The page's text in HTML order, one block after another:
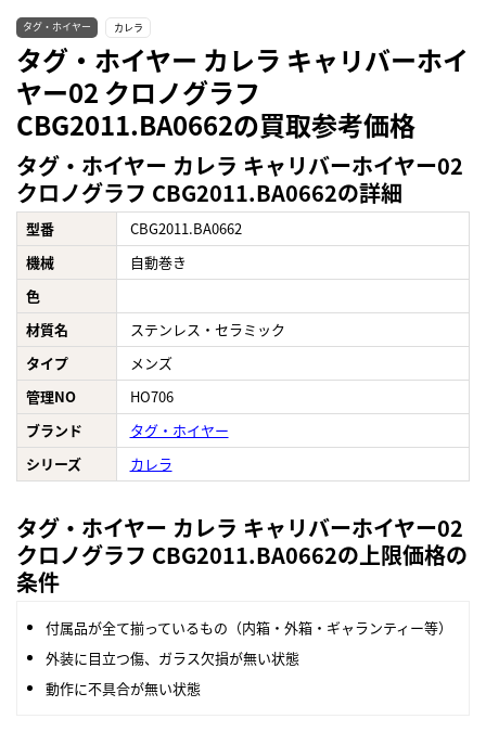
タグ・ホイヤー カレラ
タグ・ホイヤー カレラ キャリバーホイ
ヤー02 クロノグラフ
CBG2011.BA0662の買取参考価格
タグ・ホイヤー カレラ キャリバーホイヤー02
クロノグラフ CBG2011.BA0662の詳細
型番
CBG2011.BA0662
機械
自動巻き
色
材質名
ステンレス・セラミック
タイプ
メンズ
管理NO
HO706
ブランド
タグ・ホイヤー
シリーズ
カレラ
タグ・ホイヤー カレラ キャリバーホイヤー02
クロノグラフ CBG2011.BA0662の上限価格の
条件
付属品が全て揃っているもの（内箱・外箱・ギャランティー等）
外装に目立つ傷、ガラス欠損が無い状態
動作に不具合が無い状態